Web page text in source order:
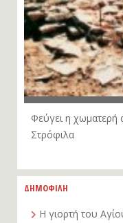
Φεύγει η χωματερή
Στρόφιλα
ΔΗΜΟΦΙΛΗ
Η γιορτή του Αγίου Ανδρέα και έθιμα της λαϊκής του